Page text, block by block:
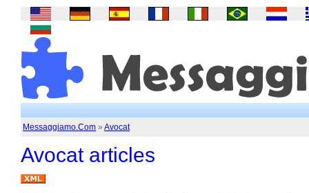
Messaggiamo.Com » Avocat
Avocat articles